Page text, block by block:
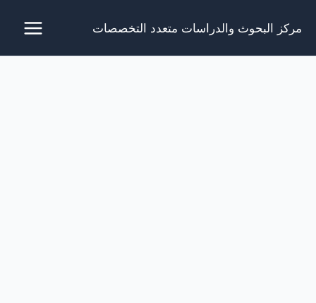
مركز البحوث والدراسات متعدد التخصصات